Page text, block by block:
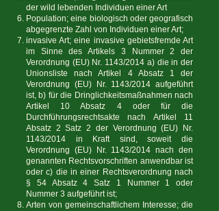
der wild lebenden Individuen einer Art
Population; eine biologisch oder geografisch
abgegrenzte Zahl von Individuen einer Art;
invasive Art; eine invasive gebietsfremde Art
im Sinne des Artikels 3 Nummer 2 der
Verordnung (EU) Nr. 1143/2014 a) die in der
Unionsliste nach Artikel 4 Absatz 1 der
Verordnung (EU) Nr. 1143/2014 aufgeführt
ist, b) für die Dringlichkeitsmaßnahmen nach
Artikel 10 Absatz 4 oder für die
Durchführungsrechtsakte nach Artikel 11
Absatz 2 Satz 2 der Verordnung (EU) Nr.
1143/2014 in Kraft sind, soweit die
Verordnung (EU) Nr. 1143/2014 nach den
genannten Rechtsvorschriften anwendbar ist
oder c) die in einer Rechtsverordnung nach
§ 54 Absatz 4 Satz 1 Nummer 1 oder
Nummer 3 aufgeführt ist;
Arten von gemeinschaftlichem Interesse; die